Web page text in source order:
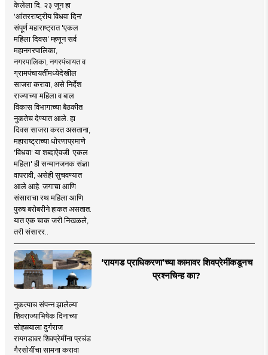
केलेला दि. २३ जून हा
'आंतरराष्ट्रीय विधवा दिन'
संपूर्ण महाराष्ट्रात 'एकल
महिला दिवस' म्हणून सर्व
महानगरपालिका,
नगरपालिका, नगरपंचायत व
ग्रामपंचायतींमध्येदेखील
साजरा करावा, असे निर्देश
राज्याच्या महिला व बाल
विकास विभागाच्या बैठकीत
नुकतेच देण्यात आले. हा
दिवस साजरा करत असताना,
महाराष्ट्राच्या धोरणाप्रमाणे
'विधवा' या शब्दाऐवजी 'एकल
महिला' ही सन्मानजनक संज्ञा
वापरावी, असेही सुचवण्यात
आले आहे. जगाचा आणि
संसाराचा रथ महिला आणि
पुरुष बरोबरीने हाकत असतात.
यात एक चाक जरी निखळले,
तरी संसारर..
‘रायगड प्राधिकरणा’च्या कामावर शिवप्रेमींकडूनच
प्रश्नचिन्ह का?
नुकत्याच संपन्न झालेल्या
शिवराज्याभिषेक दिनाच्या
सोहळ्याला दुर्गराज
रायगडावर शिवप्रेमींना प्रचंड
गैरसोयींचा सामना करावा